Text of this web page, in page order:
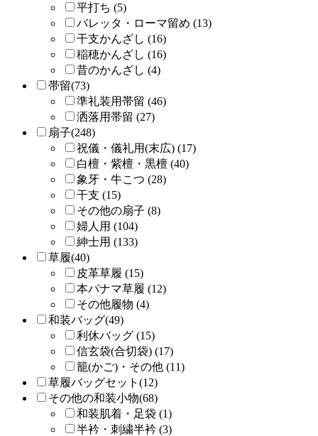
平打ち (5)
バレッタ・ローマ留め (13)
干支かんざし (16)
稲穂かんざし (16)
昔のかんざし (4)
帯留(73)
準礼装用帯留 (46)
洒落用帯留 (27)
扇子(248)
祝儀・儀礼用(末広) (17)
白檀・紫檀・黒檀 (40)
象牙・牛こつ (28)
干支 (15)
その他の扇子 (8)
婦人用 (104)
紳士用 (133)
草履(40)
皮革草履 (15)
本パナマ草履 (12)
その他履物 (4)
和装バッグ(49)
利休バッグ (15)
信玄袋(合切袋) (17)
籠(かご)・その他 (11)
草履バッグセット(12)
その他の和装小物(68)
和装肌着・足袋 (1)
半衿・刺繍半衿 (3)